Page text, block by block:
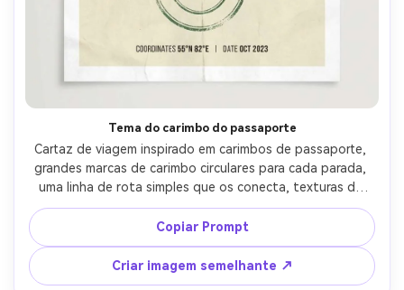
Tema do carimbo do passaporte
Cartaz de viagem inspirado em carimbos de passaporte,
grandes marcas de carimbo circulares para cada parada,
uma linha de rota simples que os conecta, texturas de
tinta vintage, paleta silenciada com um sotaque
vermelho, título de destino negrito no topo, pequenas
coordenadas e linha de data, layout limpo com margens
generosas, design gráfico para impressão, lente de 85mm,
profundidade de campo rasa, iluminação cinematográfica
Copiar Prompt
Criar imagem semelhante ↗